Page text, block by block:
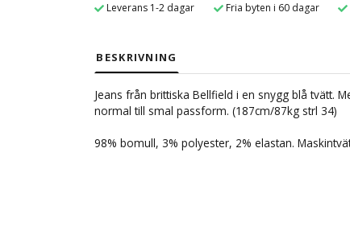
Leverans 1-2 dagar Fria byten i 60 dagar
BESKRIVNING
Jeans från brittiska Bellfield i en snygg blå tvätt.
normal till smal passform. (187cm/87kg strl 34)
98% bomull, 3% polyester, 2% elastan.